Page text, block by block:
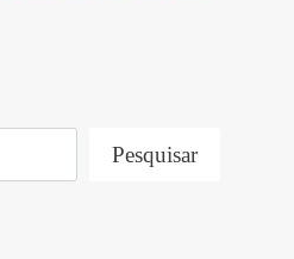
Pesquisar